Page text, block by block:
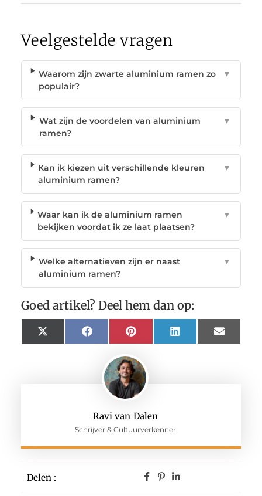
Ravi van Dalen
Schrijver & Cultuurverkenner
Delen :
Veelgestelde vragen
Waarom zijn zwarte aluminium ramen zo
populair?
▼
Wat zijn de voordelen van aluminium
ramen?
▼
Kan ik kiezen uit verschillende kleuren
aluminium ramen?
▼
Waar kan ik de aluminium ramen
bekijken voordat ik ze laat plaatsen?
▼
Welke alternatieven zijn er naast
aluminium ramen?
▼
Goed artikel? Deel hem dan op:
X
(Twitter)
FacebookPinterest LinkedIn Email